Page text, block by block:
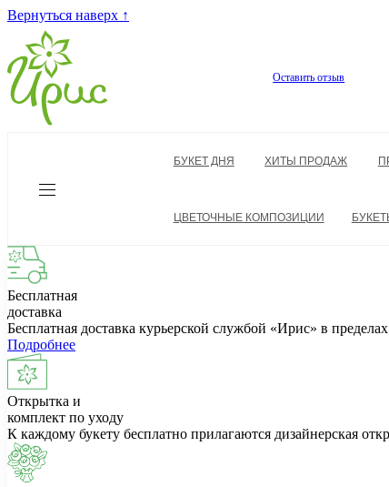
Вернуться наверх ↑
Оставить отзыв
БУКЕТ ДНЯ ХИТЫ ПРОДАЖ
ЦВЕТОЧНЫЕ КОМПОЗИЦИИ
Бесплатная
доставка
Бесплатная доставка курьерской службой «Ирис» в
Подробнее
Открытка и
комплект по уходу
К каждому букету бесплатно прилагаются дизайнерская